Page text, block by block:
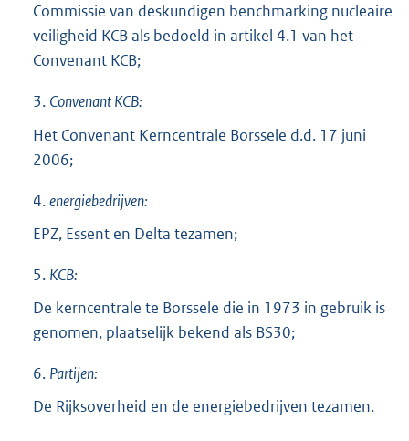
Commissie van deskundigen benchmarking nucleaire
veiligheid KCB als bedoeld in artikel 4.1 van het
Convenant KCB;
3. Convenant KCB:
Het Convenant Kerncentrale Borssele d.d. 17 juni
2006;
4.energiebedrijven:
EPZ, Essent en Delta tezamen;
5. KCB:
De kerncentrale te Borssele die in 1973 in gebruik is
genomen, plaatselijk bekend als BS30;
6. Partijen:
De Rijksoverheid en de energiebedrijven tezamen.